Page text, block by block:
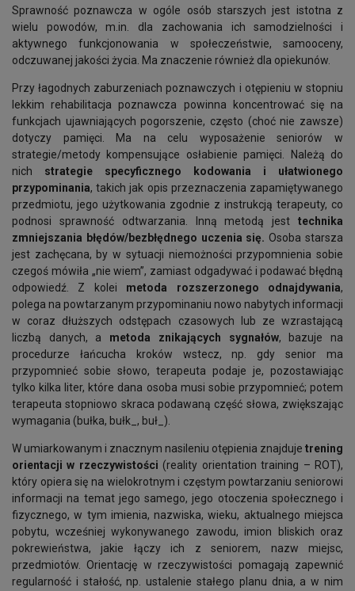
Sprawność poznawcza w ogóle osób starszych jest istotna z
wielu powodów, m.in. dla zachowania ich samodzielności i
aktywnego funkcjonowania w społeczeństwie, samooceny,
odczuwanej jakości życia. Ma znaczenie również dla opiekunów.
Przy łagodnych zaburzeniach poznawczych i otępieniu w stopniu
lekkim rehabilitacja poznawcza powinna koncentrować się na
funkcjach ujawniających pogorszenie, często (choć nie zawsze)
dotyczy pamięci. Ma na celu wyposażenie seniorów w
strategie/metody kompensujące osłabienie pamięci. Należą do
nich strategie specyficznego kodowania i ułatwionego
przypominania, takich jak opis przeznaczenia zapamiętywanego
przedmiotu, jego użytkowania zgodnie z instrukcją terapeuty, co
podnosi sprawność odtwarzania. Inną metodą jest technika
zmniejszania błędów/bezbłędnego uczenia się.Osoba starsza
jest zachęcana, by w sytuacji niemożności przypomnienia sobie
czegoś mówiła „nie wiem”, zamiast odgadywać i podawać błędną
odpowiedź. Z kolei metoda rozszerzonego odnajdywania,
polega na powtarzanym przypominaniu nowo nabytych informacji
w coraz dłuższych odstępach czasowych lub ze wzrastającą
liczbą danych, a metoda znikających sygnałów, bazuje na
procedurze łańcucha kroków wstecz, np. gdy senior ma
przypomnieć sobie słowo, terapeuta podaje je, pozostawiając
tylko kilka liter, które dana osoba musi sobie przypomnieć; potem
terapeuta stopniowo skraca podawaną część słowa, zwiększając
wymagania (bułka, bułk_, buł_).
W umiarkowanym i znacznym nasileniu otępienia znajduje trening
orientacji w rzeczywistości (reality orientation training – ROT),
który opiera się na wielokrotnym i częstym powtarzaniu seniorowi
informacji na temat jego samego, jego otoczenia społecznego i
fizycznego, w tym imienia, nazwiska, wieku, aktualnego miejsca
pobytu, wcześniej wykonywanego zawodu, imion bliskich oraz
pokrewieństwa, jakie łączy ich z seniorem, nazw miejsc,
przedmiotów. Orientację w rzeczywistości pomagają zapewnić
regularność i stałość, np. ustalenie stałego planu dnia, a w nim